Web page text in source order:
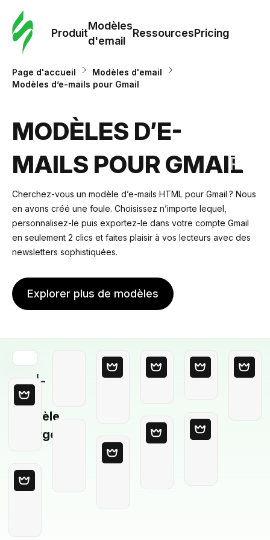
Produit
Modèles
d'email
RessourcesPricing
Page d'accueil
Modèles d'email
Modèles d’e-mails pour Gmail
MODÈLES D’E-
MAILS POUR GMAIL
Cherchez-vous un modèle d’e-mails HTML pour Gmail ? Nous
en avons créé une foule. Choisissez n’importe lequel,
personnalisez-le puis exportez-le dans votre compte Gmail
en seulement 2 clics et faites plaisir à vos lecteurs avec des
newsletters sophistiquées.
Explorer plus de modèles
Modèle
Vierge